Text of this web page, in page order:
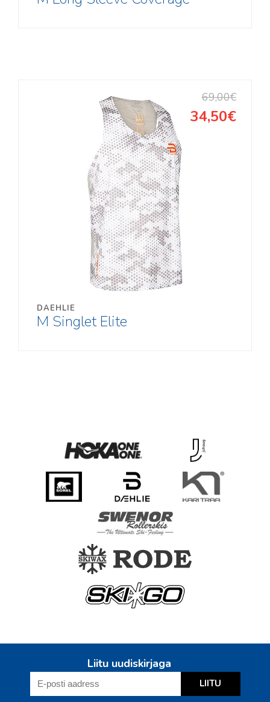
DAEHLIE
M Singlet Elite
69,00€
34,50€
Liitu uudiskirjaga